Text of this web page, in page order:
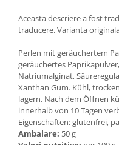
Aceasta descriere a fost
traducere. Varianta
Perlen mit geräuchertem
geräuchertes
Natriumalginat,
Xanthan Gum. Kühl,
lagern. Nach dem Öffnen
innerhalb von 10 Tagen
Eigenschaften: glutenfrei,
Ambalare: 50 g